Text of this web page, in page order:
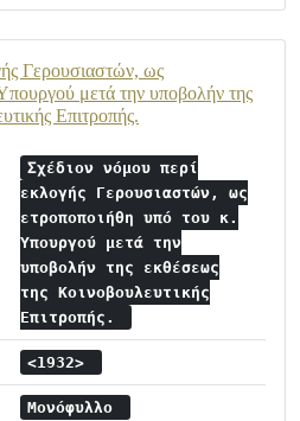
Γερουσιαστών, ως
μετά την υποβολήν της
Επιτροπής.
Σχέδιον νόμου περί
εκλογής Γερουσιαστών, ως
ετροποποιήθη υπό του κ.
Υπουργού μετά την
υποβολήν της εκθέσεως
της Κοινοβουλευτικής
Επιτροπής.
<1932>
Μονόφυλλο